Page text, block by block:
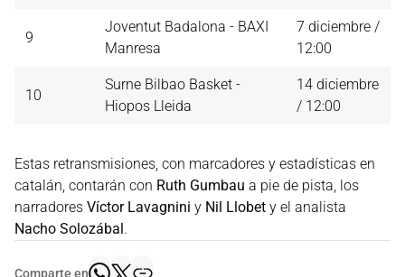
9
Joventut Badalona - BAXI
Manresa
7 diciembre /
12:00
10
Surne Bilbao Basket -
Hiopos Lleida
14 diciembre
/ 12:00
Estas retransmisiones, con marcadores y estadísticas en
catalán, contarán con Ruth Gumbau a pie de pista, los
narradores Víctor Lavagnini y Nil Llobet y el analista
Nacho Solozábal.
Comparte en